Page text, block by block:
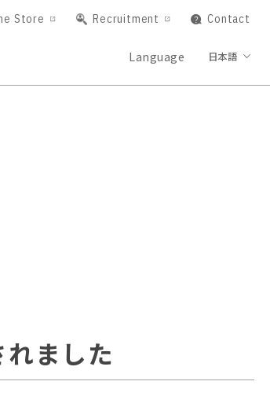
Store Recruitment Contact
Language 日本語
ました